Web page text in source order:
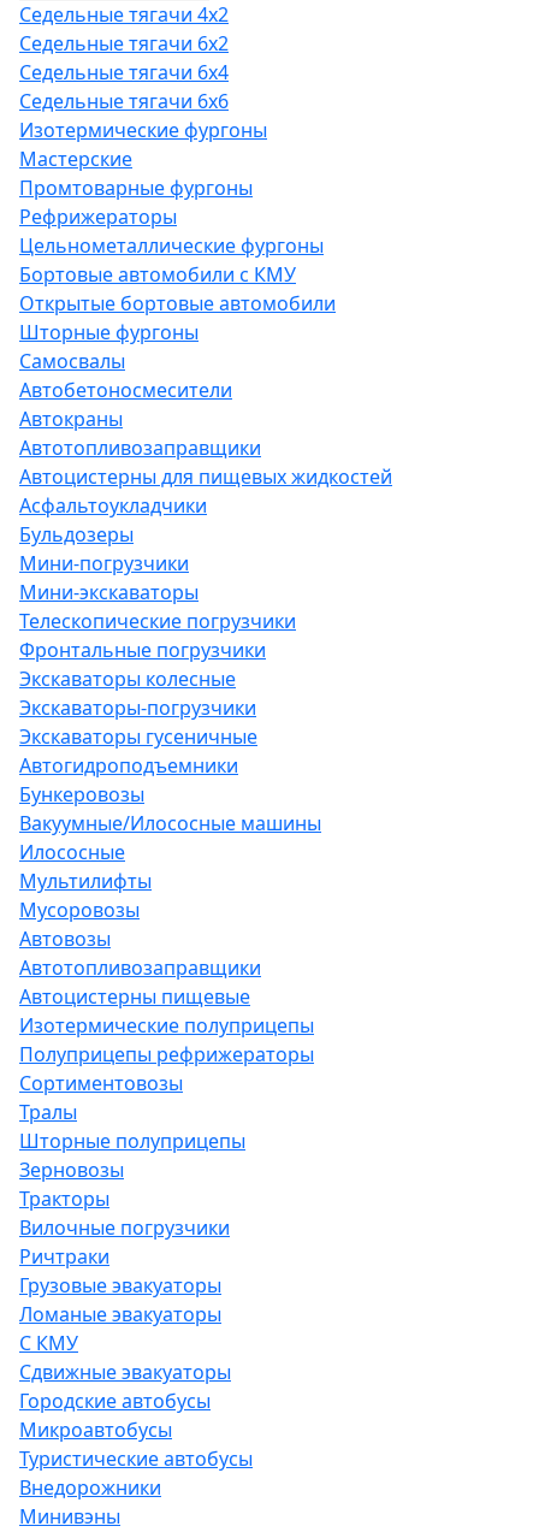
Седельные тягачи 4х2
Седельные тягачи 6х2
Седельные тягачи 6х4
Седельные тягачи 6х6
Изотермические фургоны
Мастерские
Промтоварные фургоны
Рефрижераторы
Цельнометаллические фургоны
Бортовые автомобили с КМУ
Открытые бортовые автомобили
Шторные фургоны
Самосвалы
Автобетоносмесители
Автокраны
Автотопливозаправщики
Автоцистерны для пищевых жидкостей
Асфальтоукладчики
Бульдозеры
Мини-погрузчики
Мини-экскаваторы
Телескопические погрузчики
Фронтальные погрузчики
Экскаваторы колесные
Экскаваторы-погрузчики
Экскаваторы гусеничные
Автогидроподъемники
Бункеровозы
Вакуумные/Илососные машины
Илососные
Мультилифты
Мусоровозы
Автовозы
Автотопливозаправщики
Автоцистерны пищевые
Изотермические полуприцепы
Полуприцепы рефрижераторы
Сортиментовозы
Тралы
Шторные полуприцепы
Зерновозы
Тракторы
Вилочные погрузчики
Ричтраки
Грузовые эвакуаторы
Ломаные эвакуаторы
С КМУ
Сдвижные эвакуаторы
Городские автобусы
Микроавтобусы
Туристические автобусы
Внедорожники
Минивэны